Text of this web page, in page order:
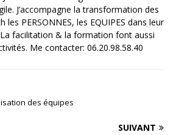
J’accompagne la transformation des
PERSONNES, les EQUIPES dans leur
facilitation & la formation font aussi
Me contacter: 06.20.98.58.40
des équipes
SUIVANT